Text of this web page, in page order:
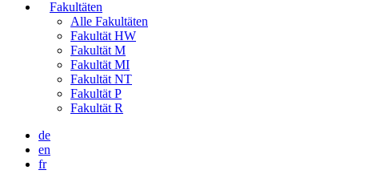
Fakultäten
Alle Fakultäten
Fakultät HW
Fakultät M
Fakultät MI
Fakultät NT
Fakultät P
Fakultät R
de
en
fr